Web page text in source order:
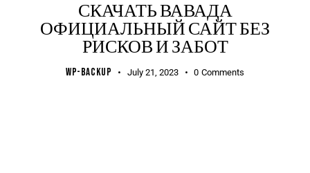
СКАЧАТЬ ВАВАДА
ОФИЦИАЛЬНЫЙ САЙТ БЕЗ
РИСКОВ И ЗАБОТ
WP-BACKUP July 21, 2023 0 Comments